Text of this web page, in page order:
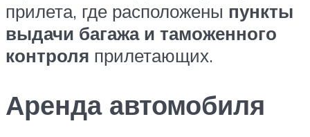
прилета, где расположены пункты
выдачи багажа и таможенного
контроля прилетающих.
Аренда автомобиля